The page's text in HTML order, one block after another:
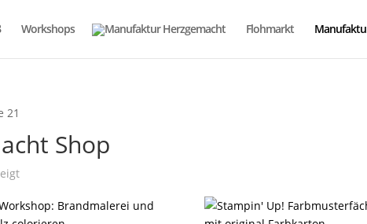
Workshops Flohmarkt
21
Shop
Nach
sortiert